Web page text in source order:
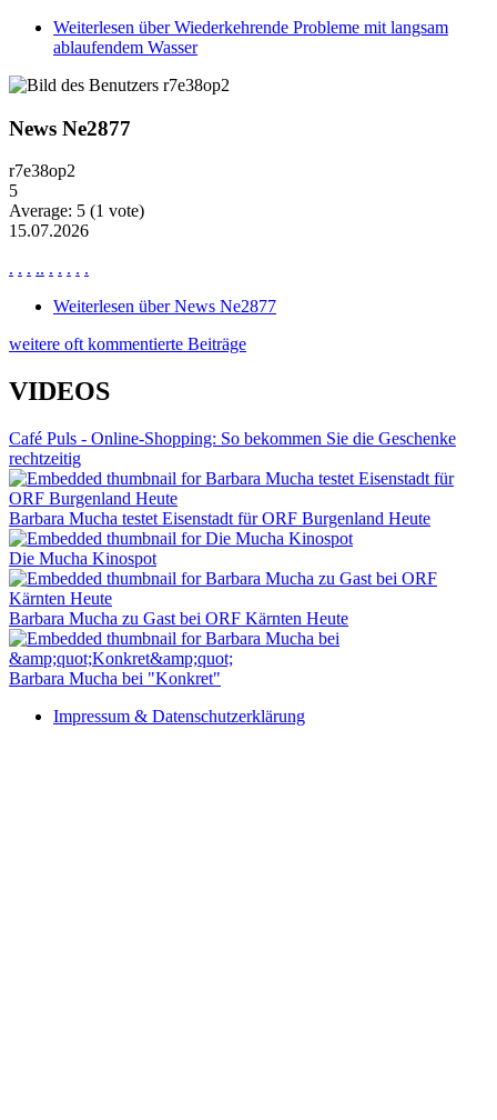
Weiterlesen über Wiederkehrende Probleme mit langsam
ablaufendem Wasser
News Ne2877
r7e38op2
5
Average: 5 (1 vote)
15.07.2026
. . . .. . . . . .
Weiterlesen über News Ne2877
weitere oft kommentierte Beiträge
VIDEOS
Café Puls - Online-Shopping: So bekommen Sie die Geschenke
rechtzeitig
Barbara Mucha testet Eisenstadt für ORF Burgenland Heute
Die Mucha Kinospot
Barbara Mucha zu Gast bei ORF Kärnten Heute
Barbara Mucha bei "Konkret"
Impressum & Datenschutzerklärung